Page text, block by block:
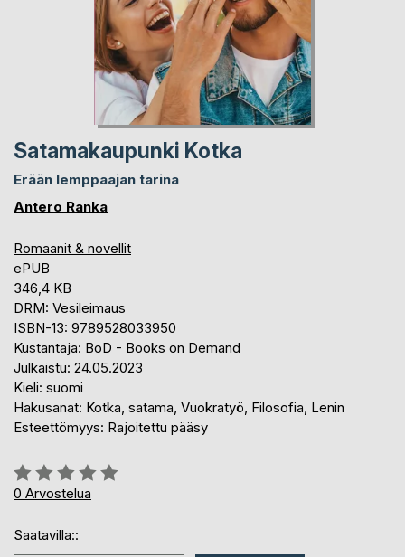
Satamakaupunki Kotka
Erään lemppaajan tarina
Antero Ranka
Romaanit & novellit
ePUB
346,4 KB
DRM: Vesileimaus
ISBN-13: 9789528033950
Kustantaja: BoD - Books on Demand
Julkaistu: 24.05.2023
Kieli: suomi
Hakusanat: Kotka, satama, Vuokratyö, Filosofia, Lenin
Esteettömyys: Rajoitettu pääsy
Arvostelu::
0%
0 Arvostelua
Saatavilla::